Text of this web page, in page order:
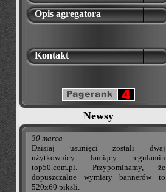
Opis agregatora
Kontakt
Newsy
30 marca
Dzisiaj usunięci zostali dwaj
użytkownicy łamiący regulamin
top50.com.pl. Przypominamy, że
dopuszczalne wymiary bannerów to
520x60 piksli.